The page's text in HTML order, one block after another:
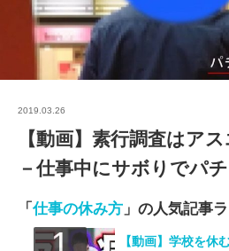
2019.03.26
【動画】素行調査はア
－仕事中にサボりでパ
「仕事の休み方 」の人気記事
【動画】学校を休